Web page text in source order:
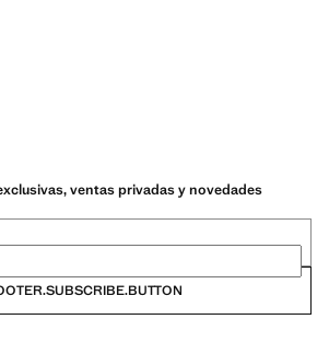
ventas privadas y novedades